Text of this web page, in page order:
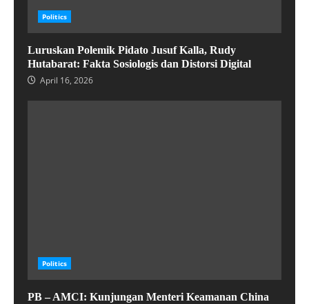
Politics
Luruskan Polemik Pidato Jusuf Kalla, Rudy
Hutabarat: Fakta Sosiologis dan Distorsi Digital
April 16, 2026
Politics
PB – AMCI: Kunjungan Menteri Keamanan China